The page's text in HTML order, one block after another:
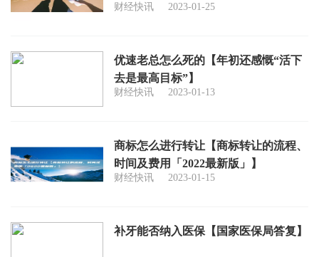
财经快讯 2023-01-25
优速老总怎么死的【年初还感慨“活下
去是最高目标”】
财经快讯 2023-01-13
商标怎么进行转让【商标转让的流程、
时间及费用「2022最新版」】
财经快讯 2023-01-15
补牙能否纳入医保【国家医保局答复】